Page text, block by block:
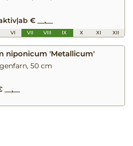
|ab € __,__
VI VII VIII IX X XI XII
niponicum 'Metallicum'
50 cm